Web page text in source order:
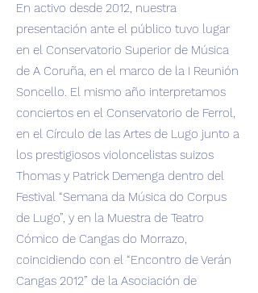
En activo desde 2012, nuestra
presentación ante el público tuvo lugar
en el Conservatorio Superior de Música
de A Coruña, en el marco de la I Reunión
Soncello. El mismo año interpretamos
conciertos en el Conservatorio de Ferrol,
en el Círculo de las Artes de Lugo junto a
los prestigiosos violoncelistas suizos
Thomas y Patrick Demenga dentro del
Festival “Semana da Música do Corpus
de Lugo”, y en la Muestra de Teatro
Cómico de Cangas do Morrazo,
coincidiendo con el “Encontro de Verán
Cangas 2012” de la Asociación de